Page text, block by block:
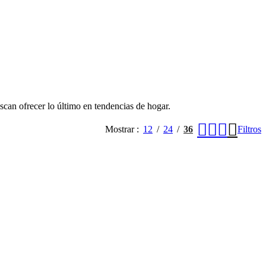
ofrecer lo último en tendencias de hogar.
Mostrar 12 24 36 Filtros